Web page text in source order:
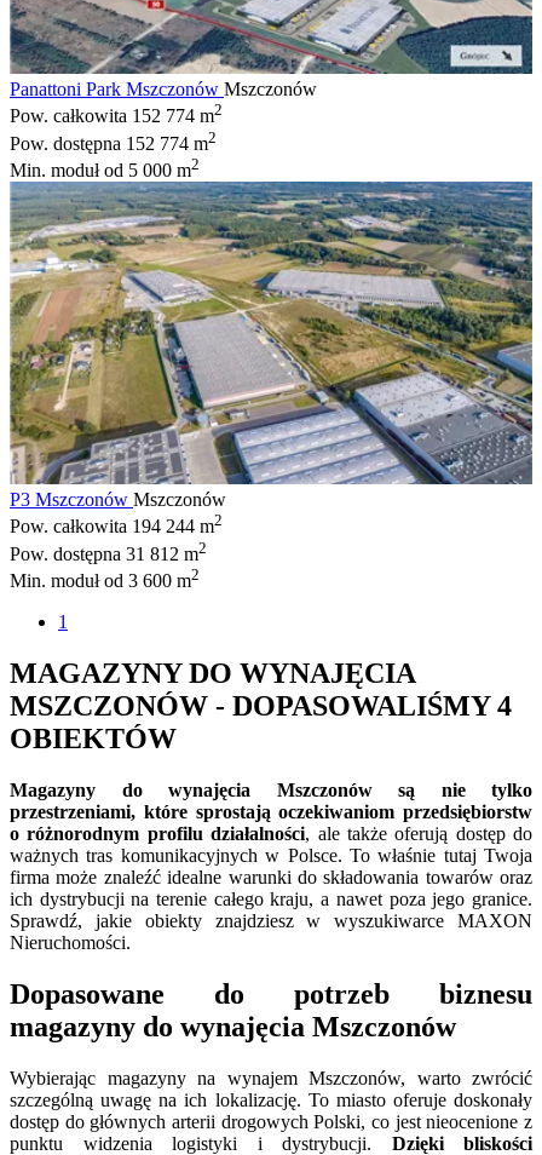
Panattoni Park Mszczonów Mszczonów
Pow. całkowita 152 774 m2
Pow. dostępna 152 774 m2
Min. modułod 5 000 m2
P3 Mszczonów Mszczonów
Pow. całkowita 194 244 m2
Pow. dostępna 31 812 m2
Min. modułod 3 600 m2
1
MAGAZYNY DO WYNAJĘCIA
MSZCZONÓW - DOPASOWALIŚMY 4
OBIEKTÓW
Magazyny do wynajęcia Mszczonów są nie tylko
przestrzeniami, które sprostają oczekiwaniom przedsiębiorstw
o różnorodnym profilu działalności, ale także oferują dostęp do
ważnych tras komunikacyjnych w Polsce. To właśnie tutaj Twoja
firma może znaleźć idealne warunki do składowania towarów oraz
ich dystrybucji na terenie całego kraju, a nawet poza jego granice.
Sprawdź, jakie obiekty znajdziesz w wyszukiwarce MAXON
Nieruchomości.
Dopasowane do potrzeb biznesu
magazyny do wynajęcia Mszczonów
Wybierając magazyny na wynajem Mszczonów, warto zwrócić
szczególną uwagę na ich lokalizację. To miasto oferuje doskonały
dostęp do głównych arterii drogowych Polski, co jest nieocenione z
punktu widzenia logistyki i dystrybucji. Dzięki bliskości